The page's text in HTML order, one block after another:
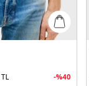
TL -%40